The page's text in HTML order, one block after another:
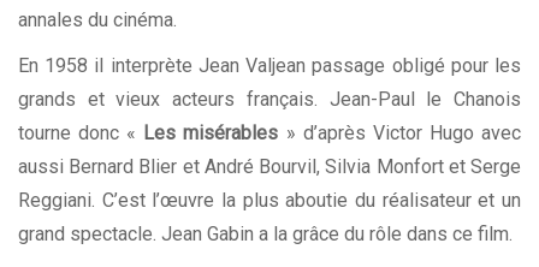
annales du cinéma.
En 1958 il interprète Jean Valjean passage obligé pour les
grands et vieux acteurs français. Jean-Paul le Chanois
tourne donc « Les misérables » d’après Victor Hugo avec
aussi Bernard Blier et André Bourvil, Silvia Monfort et Serge
Reggiani. C’est l’œuvre la plus aboutie du réalisateur et un
grand spectacle. Jean Gabin a la grâce du rôle dans ce film.